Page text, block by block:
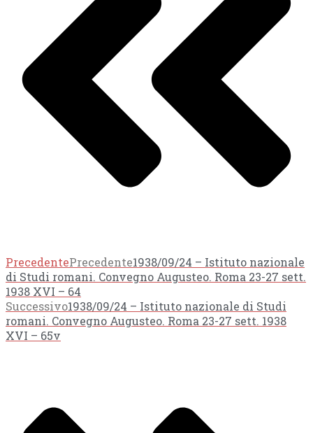
PrecedentePrecedente1938/09/24 – Istituto nazionale
di Studi romani. Convegno Augusteo. Roma 23-27 sett.
1938 XVI – 64
Successivo1938/09/24 – Istituto nazionale di Studi
romani. Convegno Augusteo. Roma 23-27 sett. 1938
XVI – 65v